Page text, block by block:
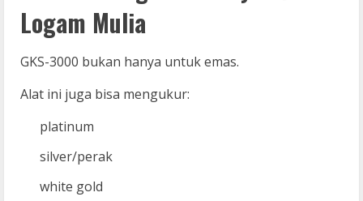
Logam Mulia
GKS-3000 bukan hanya untuk emas.
Alat ini juga bisa mengukur:
platinum
silver/perak
white gold